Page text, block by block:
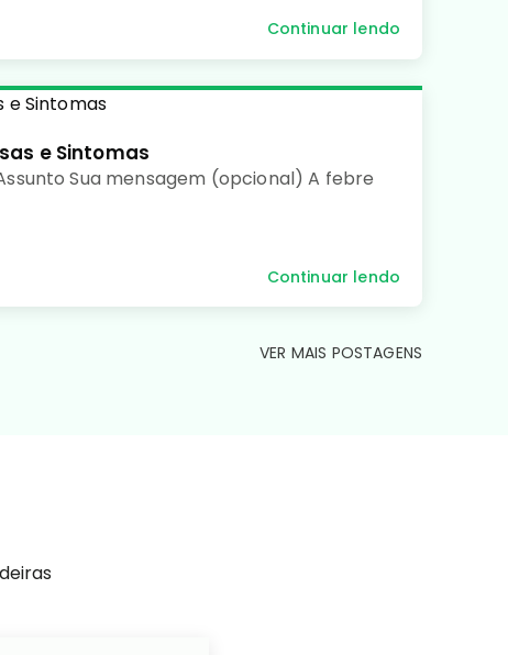
Continuar lendo
e Sintomas
Sua mensagem (opcional) A febre
Continuar lendo
VER MAIS POSTAGENS